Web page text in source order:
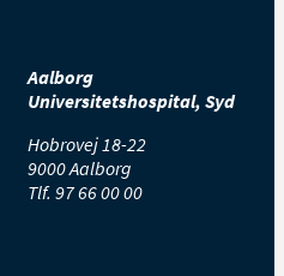
Aalborg
Universitetshospital, Syd
Hobrovej 18-22
9000 Aalborg
Tlf. 97 66 00 00